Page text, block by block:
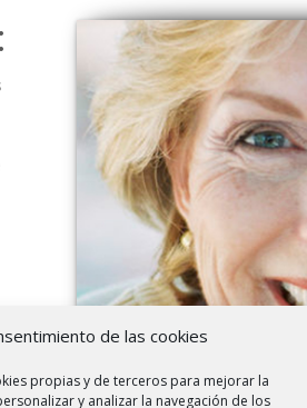
de las cookies
propias y de terceros para mejorar la
y analizar la navegación de los